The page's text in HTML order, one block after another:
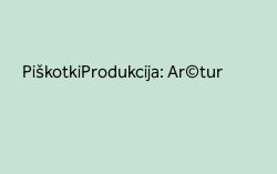
PiškotkiProdukcija:Ar©tur